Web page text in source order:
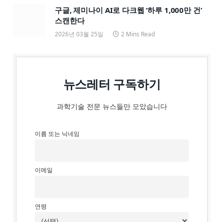
구글, 제미나이 AI로 다크웹 ‘하루 1,000만 건’
스캔한다
2026년 03월 25일 2 Mins Read
뉴스레터 구독하기
과학기술 전문 뉴스들만 모았습니다
이름 또는 닉네임
이메일
연령